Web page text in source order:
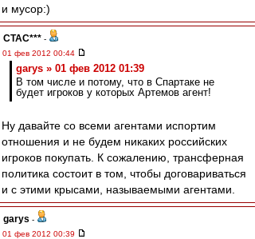
и мусор:)
CTAC*** -
01 фев 2012 00:44
garys » 01 фев 2012 01:39
В том числе и потому, что в Спартаке не
будет игроков у которых Артемов агент!
Ну давайте со всеми агентами испортим
отношения и не будем никаких российских
игроков покупать. К сожалению, трансферная
политика состоит в том, чтобы договариваться
и с этими крысами, называемыми агентами.
garys -
01 фев 2012 00:39